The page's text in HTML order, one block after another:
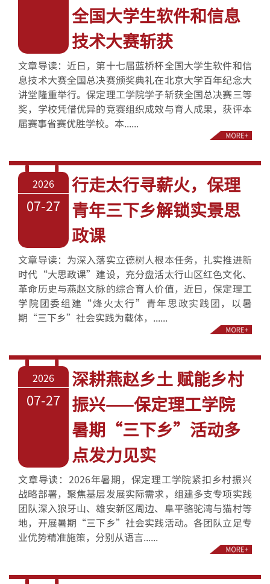
全国大学生软件和信息
技术大赛斩获
文章导读：近日，第十七届蓝桥杯全国大学生软件和信
息技术大赛全国总决赛颁奖典礼在北京大学百年纪念大
讲堂隆重举行。保定理工学院学子斩获全国总决赛三等
奖，学校凭借优异的竞赛组织成效与育人成果，获评本
届赛事省赛优胜学校。本......
2026
07-27
行走太行寻薪火，保理
青年三下乡解锁实景思
政课
文章导读：为深入落实立德树人根本任务，扎实推进新
时代“大思政课”建设，充分盘活太行山区红色文化、
革命历史与燕赵文脉的综合育人价值，近日，保定理工
学院团委组建“烽火太行”青年思政实践团，以暑
期“三下乡”社会实践为载体，......
2026
07-27
深耕燕赵乡土 赋能乡村
振兴——保定理工学院
暑期“三下乡”活动多
点发力见实
文章导读：2026年暑期，保定理工学院紧扣乡村振兴
战略部署，聚焦基层发展实际需求，组建多支专项实践
团队深入狼牙山、雄安新区周边、阜平骆驼湾与猫村等
地，开展暑期“三下乡”社会实践活动。各团队立足专
业优势精准施策，分别从语言......